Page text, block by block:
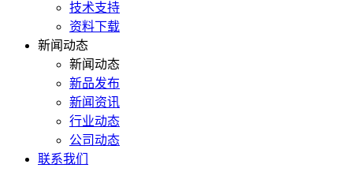
技术支持
资料下载
新闻动态
新闻动态
新品发布
新闻资讯
行业动态
公司动态
联系我们